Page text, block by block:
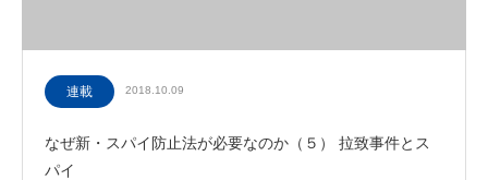
連載 2018.10.09
なぜ新・スパイ防止法が必要なのか（５） 拉致事件とス
パイ